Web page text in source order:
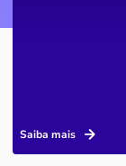
Saiba mais